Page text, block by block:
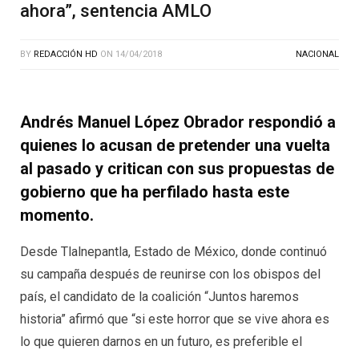
ahora”, sentencia AMLO
BY REDACCIÓN HD ON 14/04/2018 NACIONAL
Andrés Manuel López Obrador respondió a
quienes lo acusan de pretender una vuelta
al pasado y critican con sus propuestas de
gobierno que ha perfilado hasta este
momento.
Desde Tlalnepantla, Estado de México, donde continuó
su campaña después de reunirse con los obispos del
país, el candidato de la coalición “Juntos haremos
historia” afirmó que “si este horror que se vive ahora es
lo que quieren darnos en un futuro, es preferible el